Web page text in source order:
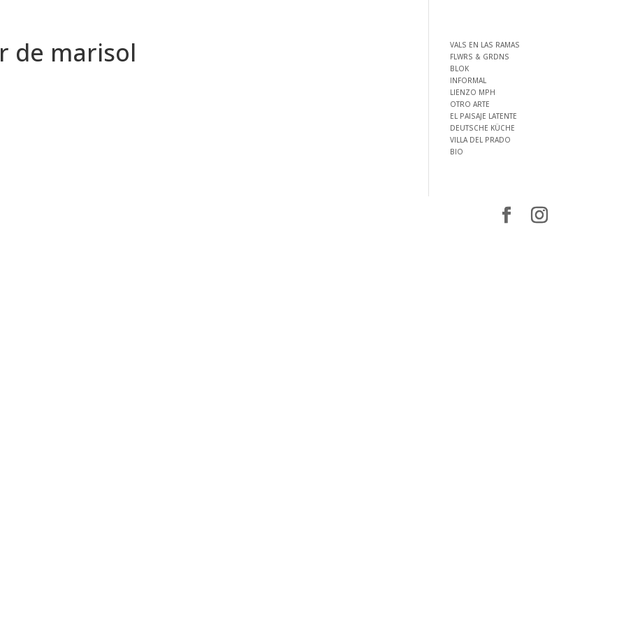
de marisol
VALS EN LAS RAMAS
FLWRS & GRDNS
BLOK
INFORMAL
LIENZO MPH
OTRO ARTE
EL PAISAJE LATENTE
DEUTSCHE KÜCHE
VILLA DEL PRADO
BIO